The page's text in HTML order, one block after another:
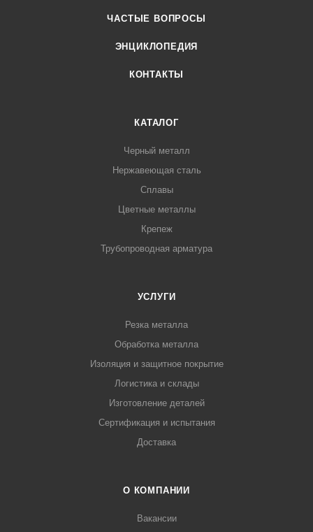
ЧАСТЫЕ ВОПРОСЫ
ЭНЦИКЛОПЕДИЯ
КОНТАКТЫ
КАТАЛОГ
Черный металл
Нержавеющая сталь
Сплавы
Цветные металлы
Крепеж
Трубопроводная арматура
УСЛУГИ
Резка металла
Обработка металла
Изоляция и защитное покрытие
Логистика и склады
Изготовление деталей
Сертификация и испытания
Доставка
О КОМПАНИИ
Вакансии